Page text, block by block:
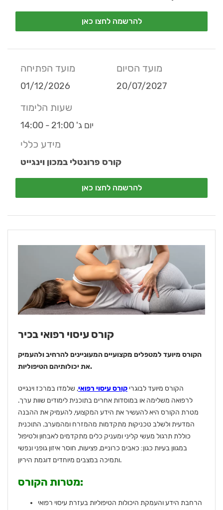
להרשמה לחצו כאן
מועד הפתיחה
01/12/2026
מועד הסיום
20/07/2027
שעות הלימוד
יום ג' 21:00 - 14:00
מידע כללי
קורס פרונטלי במכון וינגייט
להרשמה לחצו כאן
קורס עיסוי רפואי בכיר
הקורס מיועד למטפלים מקצועיים המעוניינים להרחיב ולהעמיק
את יכולותיהם הטיפוליות.
הקורס מיועד לבוגרי קורס עיסוי רפואי, שלמדו במרכז וינגייט
לרפואה משלימה או במוסדות אחרים בתוכנית לימודים שוות ערך.
מטרת הקורס היא להעשיר את הידע המקצועי, להעמיק את ההבנה
המדעית ולשלב טכניקות מתקדמות מהמזרח ומהמערב. התוכנית
כוללת תרגול מעשי קליני ומעניק כלים מתקדמים לאבחון ולטיפול
במגוון בעיות כגון: כאבים כרוניים, פציעות, חוסר איזון גופני ונפשי
ותמיכה במצבים מיוחדים דוגמת היריון.
מטרות הקורס:
הרחבת הידע והעמקת היכולות הטיפוליות בעזרת עיסוי רפואי